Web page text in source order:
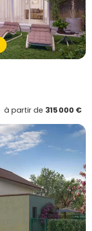
à partir de 315 000 €